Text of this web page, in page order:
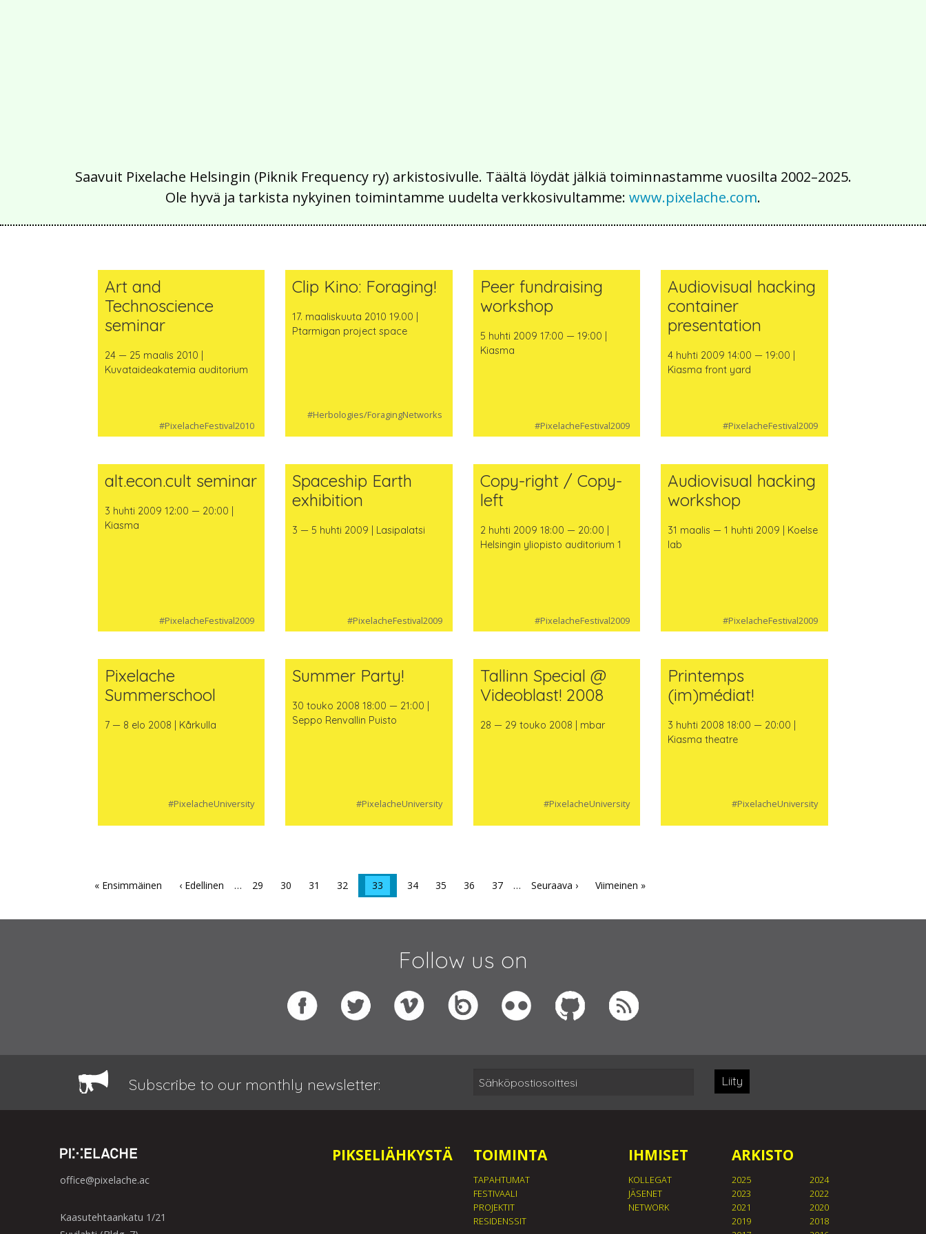
Saavuit Pixelache Helsingin (Piknik Frequency ry) arkistosivulle. Täältä löydät jälkiä toiminnastamme vuosilta 2002–2025.
Ole hyvä ja tarkista nykyinen toimintamme uudelta verkkosivultamme: www.pixelache.com.
Art and
Technoscience
seminar
24 — 25 maalis 2010 |
Kuvataideakatemia auditorium
#PixelacheFestival2010
Clip Kino: Foraging!
17. maaliskuuta 2010 19.00 |
Ptarmigan project space
#Herbologies/ForagingNetworks
Peer fundraising
workshop
5 huhti 2009 17:00 — 19:00 |
Kiasma
#PixelacheFestival2009
Audiovisual hacking
container
presentation
4 huhti 2009 14:00 — 19:00 |
Kiasma front yard
#PixelacheFestival2009
alt.econ.cult seminar
3 huhti 2009 12:00 — 20:00 |
Kiasma
#PixelacheFestival2009
Spaceship Earth
exhibition
3 — 5 huhti 2009 | Lasipalatsi
#PixelacheFestival2009
Copy-right / Copy-
left
2 huhti 2009 18:00 — 20:00 |
Helsingin yliopisto auditorium 1
#PixelacheFestival2009
Audiovisual hacking
workshop
31 maalis — 1 huhti 2009 | Koelse
lab
#PixelacheFestival2009
Pixelache
Summerschool
7 — 8 elo 2008 | Kårkulla
#PixelacheUniversity
Summer Party!
30 touko 2008 18:00 — 21:00 |
Seppo Renvallin Puisto
#PixelacheUniversity
Tallinn Special @
Videoblast! 2008
28 — 29 touko 2008 | mbar
#PixelacheUniversity
Printemps
(im)médiat!
3 huhti 2008 18:00 — 20:00 |
Kiasma theatre
#PixelacheUniversity
« Ensimmäinen ‹ Edellinen … 29 30 31 32 33 34 35 36 37 … Seuraava › Viimeinen »
Follow us on
Subscribe to our monthly newsletter: Liity
office@pixelache.ac
Kaasutehtaankatu 1/21
PIKSELIÄHKYSTÄ TOIMINTA
TAPAHTUMAT
FESTIVAALI
PROJEKTIT
RESIDENSSIT
IHMISET
KOLLEGAT
JÄSENET
NETWORK
ARKISTO
2025
2024
2023
2022
2021
2020
2019
2018